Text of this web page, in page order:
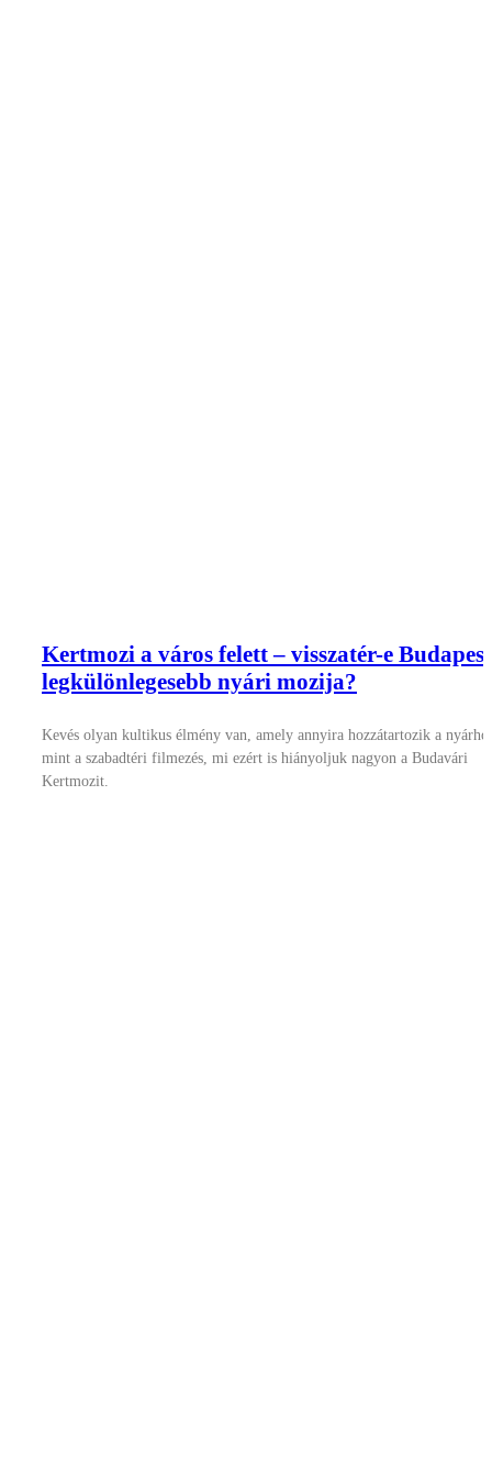
Kertmozi a város felett – visszatér-e Budapest
legkülönlegesebb nyári mozija?
Kevés olyan kultikus élmény van, amely annyira hozzátartozik a
mint a szabadtéri filmezés, mi ezért is hiányoljuk nagyon a Budavári
Kertmozit.